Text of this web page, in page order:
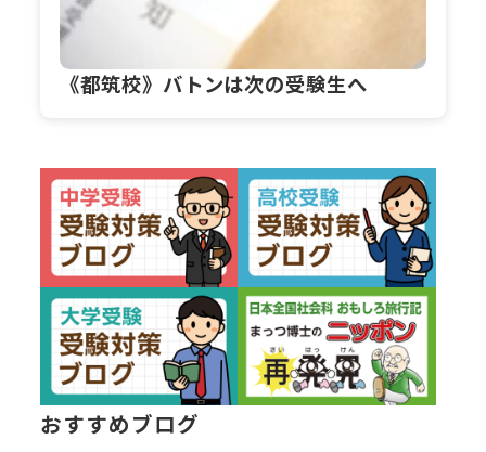
《都筑校》バトンは次の受験生へ
おすすめブログ